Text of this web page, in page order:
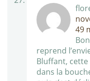
49
reprend
Bluffant,
dans la